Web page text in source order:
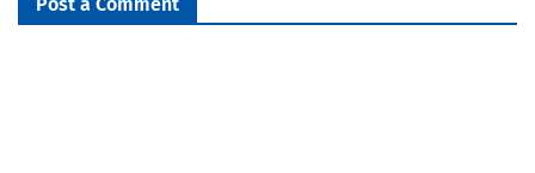
Post a Comment